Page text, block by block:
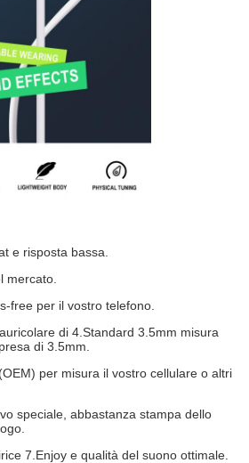
e risposta bassa.
mercato.
free per il vostro telefono.
di 4.Standard 3.5mm misura
di 3.5mm.
per misura il vostro cellulare o altri
speciale, abbastanza stampa dello
7.Enjoy e qualità del suono ottimale.